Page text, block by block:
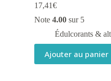
17,41€
Note 4.00sur 5
Édulcorants &
Ajouter au panier